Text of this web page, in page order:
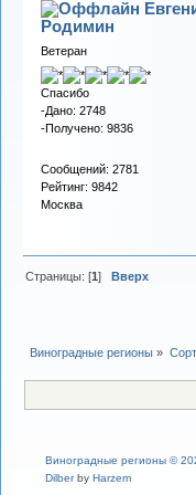
Родимин
Ветеран
Спасибо
-Дано: 2748
-Получено: 9836
Сообщений: 2781
Рейтинг: 9842
Москва
Страницы: [1]Вверх
Виноградные регионы »
Виноградные регионы ©
Dilberby Harzem